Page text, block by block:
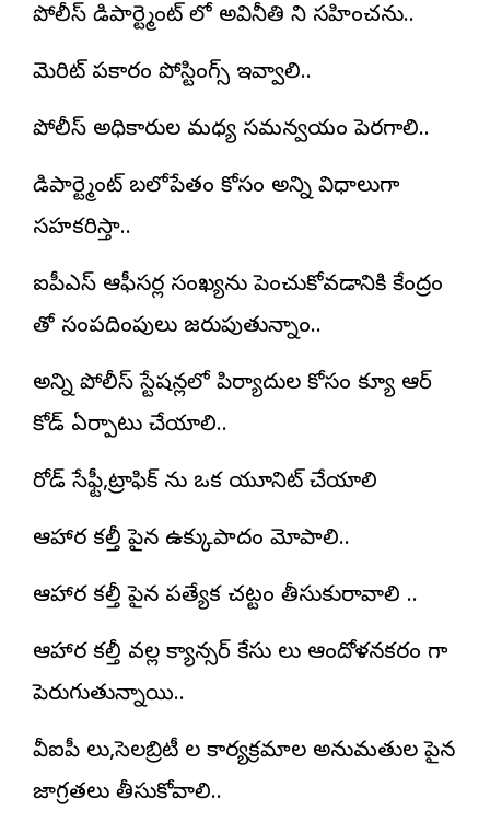
పోలీస్ డిపార్ట్మెంట్ లో అవినీతి ని సహించను..
మెరిట్ ప్రకారం పోస్టింగ్స్ ఇవ్వాలి..
పోలీస్ అధికారుల మధ్య సమన్వయం పెరగాలి..
డిపార్ట్మెంట్ బలోపేతం కోసం అన్ని విధాలుగా
సహకరిస్తా..
ఐపీఎస్ ఆఫీసర్ల సంఖ్యను పెంచుకోవడానికి కేంద్రం
తో సంప్రదింపులు జరుపుతున్నాం..
అన్ని పోలీస్ స్టేషన్లలో పిర్యాదుల కోసం క్యూ ఆర్
కోడ్ ఏర్పాటు చేయాలి..
రోడ్ సేఫ్టీ,ట్రాఫిక్ ను ఒక యూనిట్ చేయాలి
ఆహార కల్తీ పైన ఉక్కుపాదం మోపాలి..
ఆహార కల్తీ పైన ప్రత్యేక చట్టం తీసుకురావాలి ..
ఆహార కల్తీ వల్ల క్యాన్సర్ కేసు లు ఆందోళనకరం గా
పెరుగుతున్నాయి..
వీఐపీ లు,సెలబ్రిటీ ల కార్యక్రమాల అనుమతుల పైన
జాగ్రతలు తీసుకోవాలి..